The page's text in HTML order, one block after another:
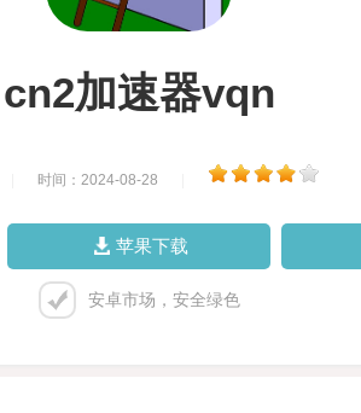
cn2加速器vqn
时间：2024-08-28
苹果下载
安卓市场，安全绿色